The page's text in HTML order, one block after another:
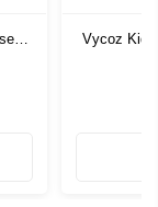
Vycoz Kids